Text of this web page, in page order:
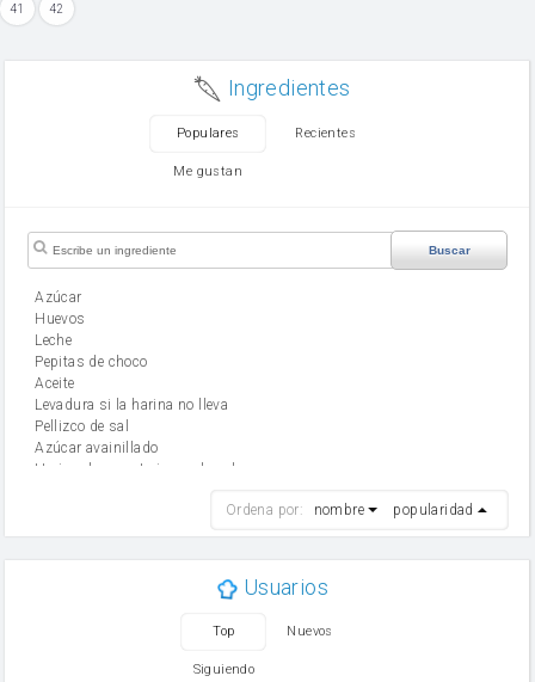
41 42
Ingredientes
Populares Recientes
Me gustan
Buscar
Azúcar
huevos
leche
Pepitas de choco
aceite
Levadura si la harina no lleva
Pellizco de sal
Azúcar avainillado
Harina de reposteria con levadura
mantequilla
Ordena por: nombre popularidad
Usuarios
Top Nuevos
Siguiendo